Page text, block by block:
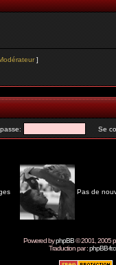
]
Se
Pas de
Powered byphpBB© 2001, 2005
Traduction par :phpBB-